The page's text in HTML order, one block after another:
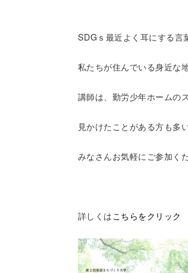
SDGｓ最近よく耳にする言
私たちが住んでいる身近な
講師は、勤労少年ホームの
見かけたことがある方も多い
みなさんお気軽にご参加く
詳しくは こちらをクリック